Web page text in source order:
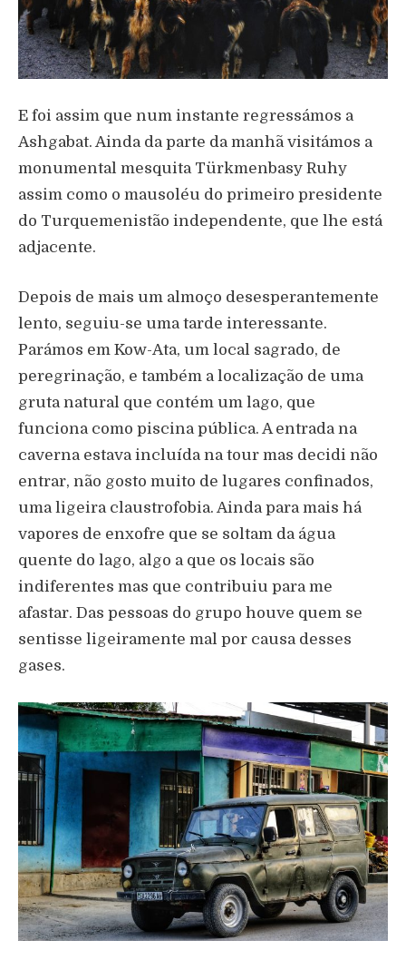
E foi assim que num instante regressámos a
Ashgabat. Ainda da parte da manhã visitámos a
monumental mesquita Türkmenbasy Ruhy
assim como o mausoléu do primeiro presidente
do Turquemenistão independente, que lhe está
adjacente.
Depois de mais um almoço desesperantemente
lento, seguiu-se uma tarde interessante.
Parámos em Kow-Ata, um local sagrado, de
peregrinação, e também a localização de uma
gruta natural que contém um lago, que
funciona como piscina pública. A entrada na
caverna estava incluída na tour mas decidi não
entrar, não gosto muito de lugares confinados,
uma ligeira claustrofobia. Ainda para mais há
vapores de enxofre que se soltam da água
quente do lago, algo a que os locais são
indiferentes mas que contribuiu para me
afastar. Das pessoas do grupo houve quem se
sentisse ligeiramente mal por causa desses
gases.